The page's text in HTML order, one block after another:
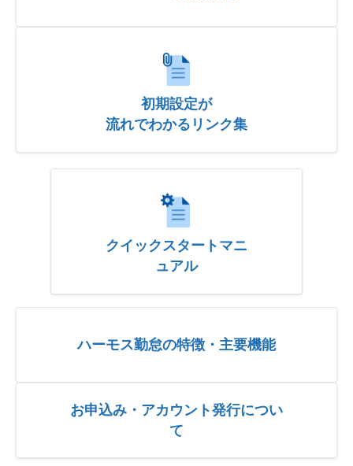
初期設定が
流れでわかるリンク集
クイックスタートマニ
ュアル
ハーモス勤怠の特徴・主要機能
お申込み・アカウント発行につい
て